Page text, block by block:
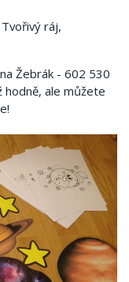
ráj,
Žebrák - 602 530
hodně, ale můžete